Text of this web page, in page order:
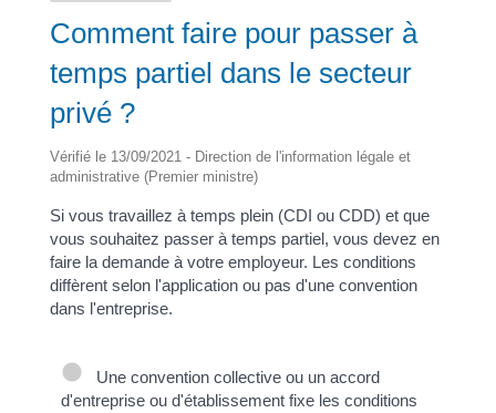
Comment faire pour passer à
temps partiel dans le secteur
privé ?
Vérifié le 13/09/2021 - Direction de l'information légale et
administrative (Premier ministre)
Si vous travaillez à temps plein (CDI ou CDD) et que
vous souhaitez passer à temps partiel, vous devez en
faire la demande à votre employeur. Les conditions
diffèrent selon l'application ou pas d'une convention
dans l'entreprise.
Une convention collective ou un accord
d'entreprise ou d'établissement fixe les conditions